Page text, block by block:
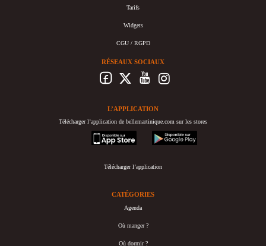
Tarifs
Widgets
CGU / RGPD
RÉSEAUX SOCIAUX
L’APPLICATION
Télécharger l’application de bellemartinique.com sur les stores
appstore
googleplay
Télécharger l’application
CATÉGORIES
Agenda
Où manger ?
Où dormir ?